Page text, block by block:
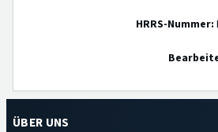
HRRS-Nummer:
ÜBER UNS